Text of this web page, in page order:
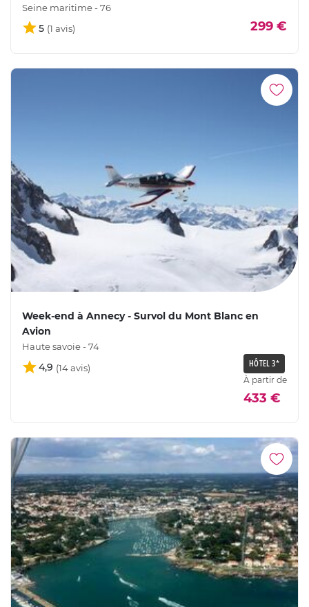
Seine maritime - 76
5 299 €
Week-end à Annecy - Survol du Mont Blanc en
Avion
Haute savoie - 74
4,9 HÔTEL 3*
À partir de
433 €